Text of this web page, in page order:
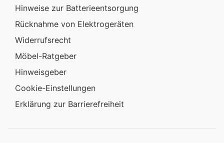
Hinweise zur Batterieentsorgung
Rücknahme von Elektrogeräten
Widerrufsrecht
Möbel-Ratgeber
Hinweisgeber
Cookie-Einstellungen
Erklärung zur Barrierefreiheit